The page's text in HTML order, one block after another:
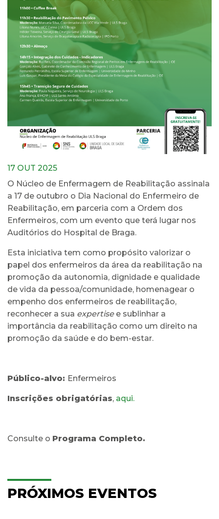
17 OUT 2025
O Núcleo de Enfermagem de Reabilitação assinala
a 17 de outubro o Dia Nacional do Enfermeiro de
Reabilitação, em parceria com a Ordem dos
Enfermeiros, com um evento que terá lugar nos
Auditórios do Hospital de Braga.
Esta iniciativa tem como propósito valorizar o
papel dos enfermeiros da área da reabilitação na
promoção da autonomia, dignidade e qualidade
de vida da pessoa/comunidade, homenagear o
empenho dos enfermeiros de reabilitação,
reconhecer a sua expertisee sublinhar a
importância da reabilitação como um direito na
promoção da saúde e do bem-estar.
Público-alvo: Enfermeiros
Inscrições obrigatórias, aqui.
Consulte o Programa Completo.
PRÓXIMOS EVENTOS